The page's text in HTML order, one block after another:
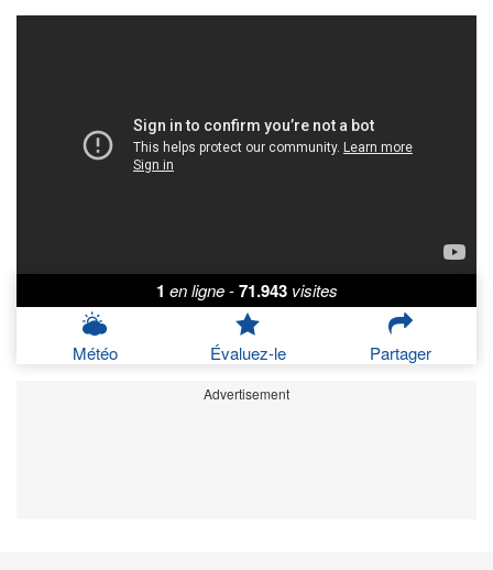
1 en ligne - 71.943 visites
Météo Évaluez-le Partager
Advertisement